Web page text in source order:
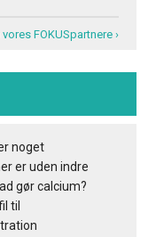
FOKUSpartnere ›
noget
er uden indre
gør calcium?
til